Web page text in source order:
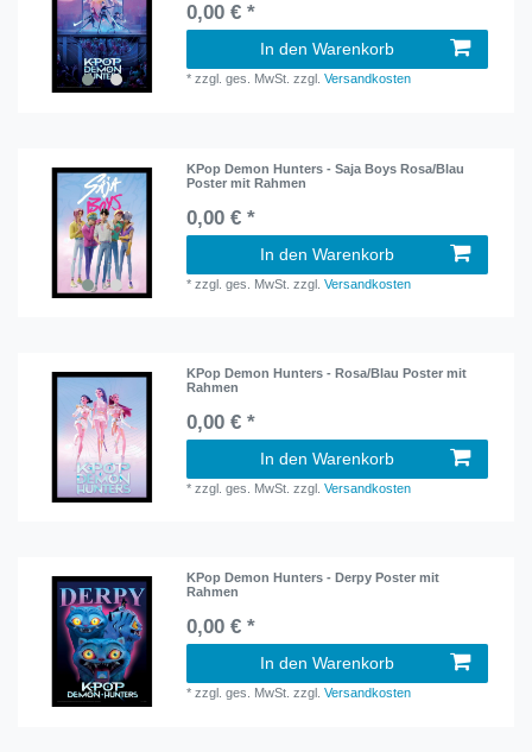
0,00 € *
In den Warenkorb
*zzgl. ges. MwSt. zzgl.Versandkosten
KPop Demon Hunters - Saja Boys Rosa/Blau
Poster mit Rahmen
0,00 € *
In den Warenkorb
*zzgl. ges. MwSt. zzgl.Versandkosten
KPop Demon Hunters - Rosa/Blau Poster mit
Rahmen
0,00 € *
In den Warenkorb
*zzgl. ges. MwSt. zzgl.Versandkosten
KPop Demon Hunters - Derpy Poster mit
Rahmen
0,00 € *
In den Warenkorb
*zzgl. ges. MwSt. zzgl.Versandkosten